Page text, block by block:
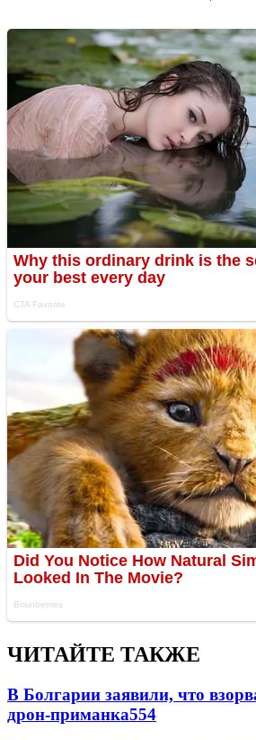
ЧИТАЙТЕ ТАКЖЕ
В Болгарии заявили, что
дрон-приманка554